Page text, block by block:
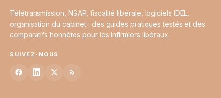
Télétransmission, NGAP, fiscalité libérale, logiciels IDEL,
organisation du cabinet : des guides pratiques testés et des
comparatifs honnêtes pour les infirmiers libéraux.
SUIVEZ-NOUS